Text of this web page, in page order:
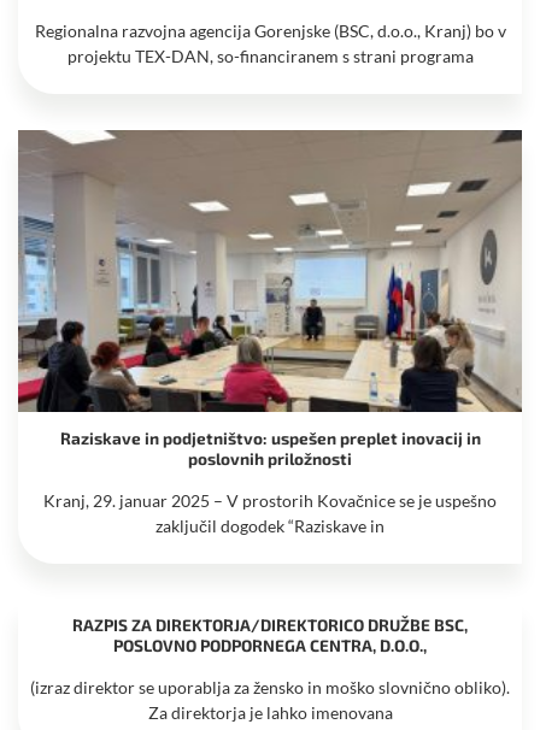
Regionalna razvojna agencija Gorenjske (BSC, d.o.o., Kranj) bo v
projektu TEX-DAN, so-financiranem s strani programa
Raziskave in podjetništvo: uspešen preplet inovacij in
poslovnih priložnosti
Kranj, 29. januar 2025 – V prostorih Kovačnice se je uspešno
zaključil dogodek “Raziskave in
RAZPIS ZA DIREKTORJA/DIREKTORICO DRUŽBE BSC,
POSLOVNO PODPORNEGA CENTRA, D.O.O.,
(izraz direktor se uporablja za žensko in moško slovnično obliko).
Za direktorja je lahko imenovana